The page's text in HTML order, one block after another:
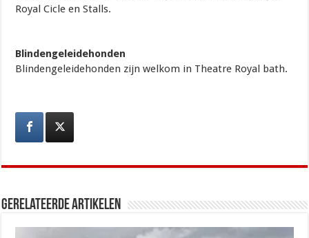
Royal Cicle en Stalls.
Blindengeleidehonden
Blindengeleidehonden zijn welkom in Theatre Royal bath.
Gerelateerde artikelen